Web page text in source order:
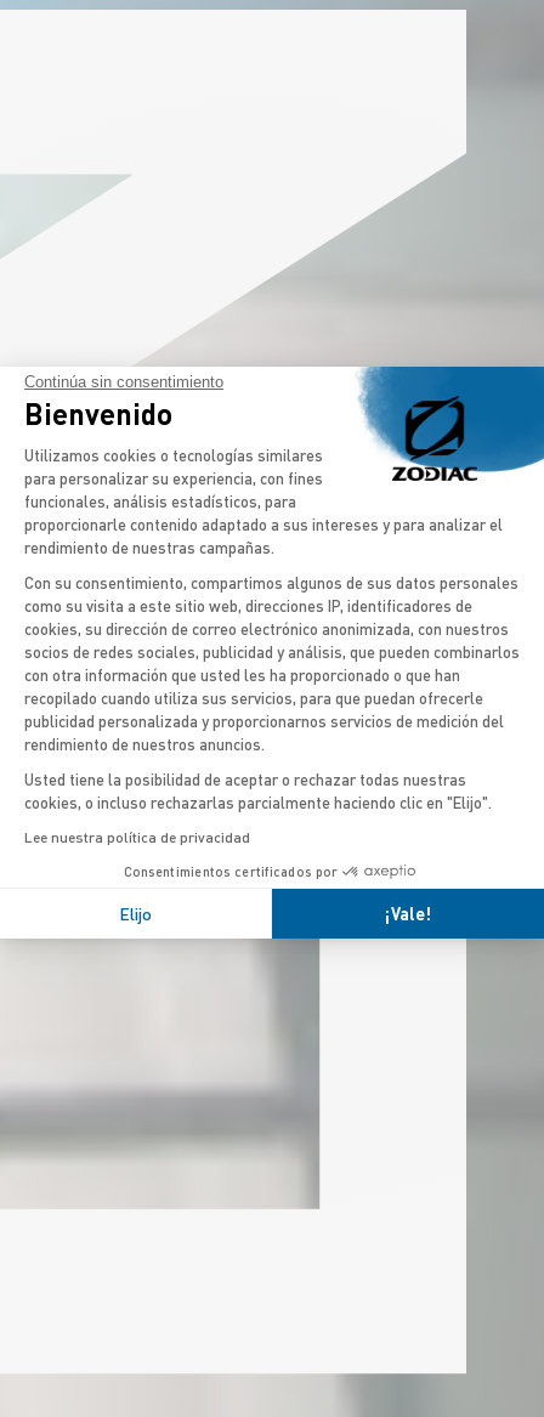
Continúa sin consentimiento
Bienvenido
Plataforma de Gestión de
Utilizamos cookies o tecnologías similares
para personalizar su experiencia, con fines
funcionales, análisis estadísticos, para
proporcionarle contenido adaptado a sus intereses y para analizar el
rendimiento de nuestras campañas.
Con su consentimiento, compartimos algunos de sus datos personales
como su visita a este sitio web, direcciones IP, identificadores de
cookies, su dirección de correo electrónico anonimizada, con nuestros
socios de redes sociales, publicidad y análisis, que pueden combinarlos
con otra información que usted les ha proporcionado o que han
recopilado cuando utiliza sus servicios, para que puedan ofrecerle
publicidad personalizada y proporcionarnos servicios de medición del
rendimiento de nuestros anuncios.
Usted tiene la posibilidad de aceptar o rechazar todas nuestras
cookies, o incluso rechazarlas parcialmente haciendo clic en "Elijo".
Lee nuestra política de privacidad
Consentimientos certificados por
Elijo ¡Vale!
Axeptio consent